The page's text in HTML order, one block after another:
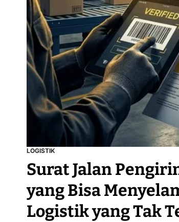
LOGISTIK
Surat Jalan
yang Bisa
Logistik yang Tak